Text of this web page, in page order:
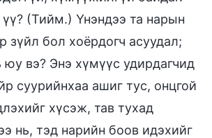
(Тийм.) Үнэндээ та нарын
зүйл бол хоёрдогч асуудал;
юу вэ? Энэ хүмүүс удирдагчид
суурийнхаа ашиг тус, онцгой
хүсэж, тав тухад
нь, тэд нарийн боов идэхийг